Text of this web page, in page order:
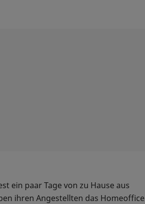
ein paar Tage von zu Hause aus
ihren Angestellten das Homeoffice